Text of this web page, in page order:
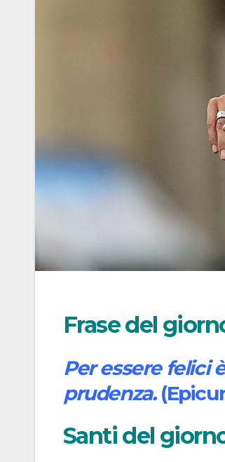
Frase del
Per essere felici
prudenza.
Santi del